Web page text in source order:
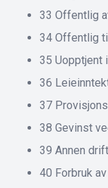
33 Offentlig
34 Offentlig
35 Uopptjent
36
37
38 Gevinst
39 Annen
40 Forbruk